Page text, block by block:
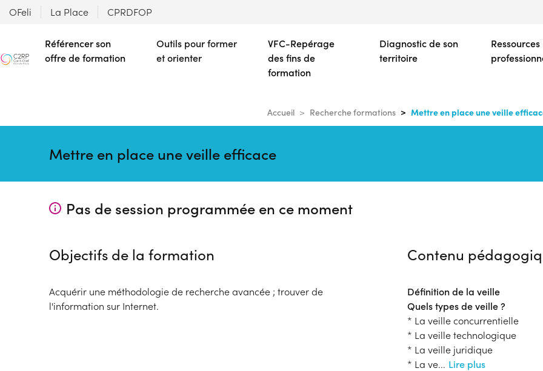
contenu
principal
OFeli La Place CPRDFOP
Référencer son
offre de formation
Outils pour former
et orienter
VFC-Repérage
des fins de
formation
Diagnostic de son
territoire
Ressources
Accueil Recherche formations Mettre en place une veille
Mettre en place une veille efficace
Pas de session programmée en ce moment
Objectifs de la formation
Acquérir une méthodologie de recherche avancée ; trouver de
l'information sur Internet.
Contenu
Définition de la veille
Quels types de veille ?
* La veille concurrentielle
* La veille technologique
* La veille juridique
* La ve... Lire plus